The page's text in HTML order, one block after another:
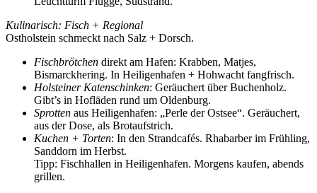
Kulinarisch: Fisch + Regional
Ostholstein schmeckt nach Salz + Dorsch.
Fischbrötchen direkt am Hafen: Krabben, Matjes,
Bismarckhering. In Heiligenhafen + Hohwacht fangfrisch.
Holsteiner Katenschinken: Geräuchert über Buchenholz.
Gibt’s in Hofläden rund um Oldenburg.
Sprotten aus Heiligenhafen: „Perle der Ostsee“. Geräuchert,
aus der Dose, als Brotaufstrich.
Kuchen + Torten: In den Strandcafés. Rhabarber im Frühling,
Sanddorn im Herbst.
Tipp: Fischhallen in Heiligenhafen. Morgens kaufen, abends
grillen.